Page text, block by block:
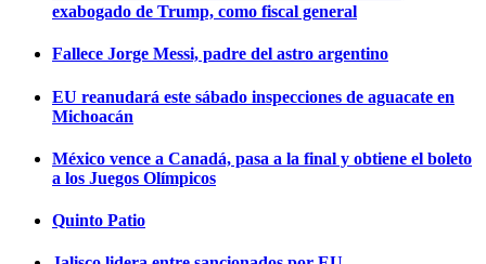
exabogado de Trump, como fiscal general
Fallece Jorge Messi, padre del astro argentino
EU reanudará este sábado inspecciones de aguacate en
Michoacán
México vence a Canadá, pasa a la final y obtiene el boleto
a los Juegos Olímpicos
Quinto Patio